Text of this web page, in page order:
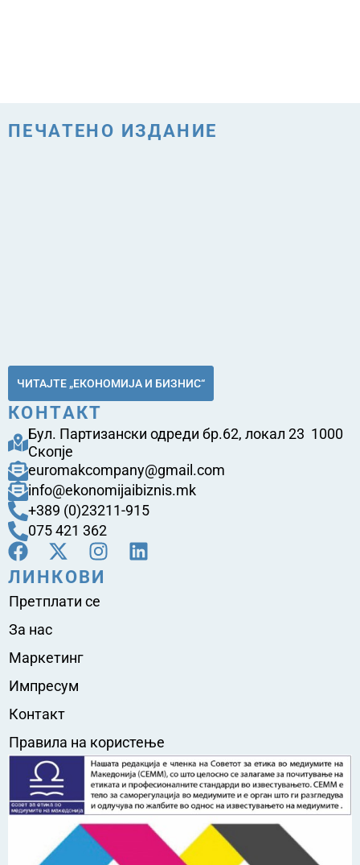
ПЕЧАТЕНО ИЗДАНИЕ
ЧИТАЈТЕ „ЕКОНОМИЈА И БИЗНИС“
КОНТАКТ
Бул. Партизански одреди бр.62, локал 23 1000
Скопје
euromakcompany@gmail.com
info@ekonomijaibiznis.mk
+389 (0)23211-915
075 421 362
ЛИНКОВИ
Претплати се
За нас
Маркетинг
Импресум
Контакт
Правила на користење